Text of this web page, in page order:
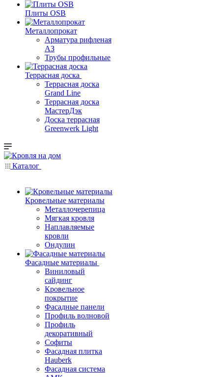
Плиты OSB
Металлопрокат
Арматура рифленая
АЗ
Трубы профильные
Террасная доска
Террасная доска
Grand Line
Террасная доска
МастерДэк
Доска террасная
Greenwerk Light
Каталог
Кровельные материалы
Металлочерепица
Мягкая кровля
Наплавляемые
кровли
Ондулин
Фасадные материалы
Виниловый
сайдинг
Кровельное
покрытие
Фасадные панели
Профиль волновой
Профиль
декоративный
Софиты
Фасадная плитка
Hauberk
Фасадная система